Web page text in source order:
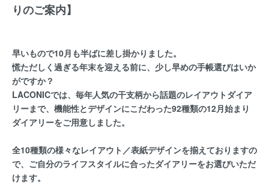
りのご案内】
早いもので10月も半ばに差し掛かりました。
慌ただしく過ぎる年末を迎える前に、少し早めの手帳選びはいか
がですか？
LACONICでは、毎年人気の干支柄から話題のレイアウトダイア
リーまで、機能性とデザインにこだわった92種類の12月始まり
ダイアリーをご用意しました。
全10種類の様々なレイアウト／表紙デザインを揃えておりますの
で、ご自分のライフスタイルに合ったダイアリーをお選びいただ
けます。